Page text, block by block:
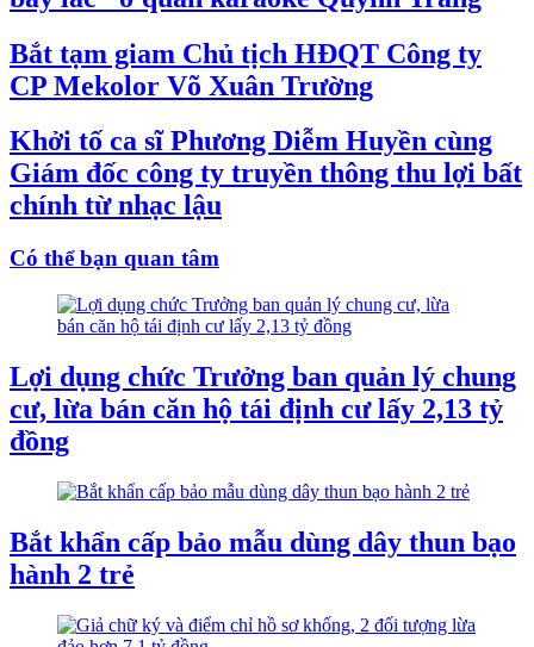
Bắt tạm giam Chủ tịch HĐQT Công ty
CP Mekolor Võ Xuân Trường
Khởi tố ca sĩ Phương Diễm Huyền cùng
Giám đốc công ty truyền thông thu lợi bất
chính từ nhạc lậu
Có thể bạn quan tâm
Lợi dụng chức Trưởng ban quản lý chung
cư, lừa bán căn hộ tái định cư lấy 2,13 tỷ
đồng
Bắt khẩn cấp bảo mẫu dùng dây thun bạo
hành 2 trẻ